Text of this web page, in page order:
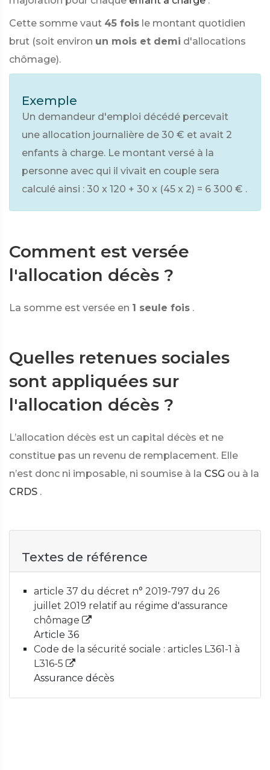
Cette somme vaut 45 fois le montant quotidien
brut (soit environ un mois et demi d'allocations
chômage).
Exemple
Un demandeur d'emploi décédé percevait
une allocation journalière de 30 € et avait 2
enfants à charge. Le montant versé à la
personne avec qui il vivait en couple sera
calculé ainsi : 30 x 120 + 30 x (45 x 2) = 6 300 € .
Comment est versée
l'allocation décès ?
La somme est versée en 1 seule fois .
Quelles retenues sociales
sont appliquées sur
l'allocation décès ?
L’allocation décès est un capital décès et ne
constitue pas un revenu de remplacement. Elle
n’est donc ni imposable, ni soumise à la CSG ou à la
CRDS .
Textes de référence
article 37 du décret n° 2019-797 du 26
juillet 2019 relatif au régime d'assurance
chômage
Article 36
Code de la sécurité sociale : articles L361-1 à
L316-5
Assurance décès